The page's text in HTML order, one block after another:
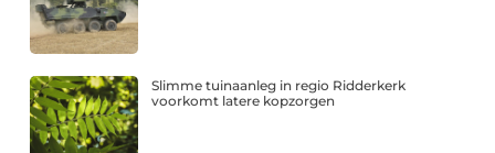
Slimme tuinaanleg in regio Ridderkerk
voorkomt latere kopzorgen